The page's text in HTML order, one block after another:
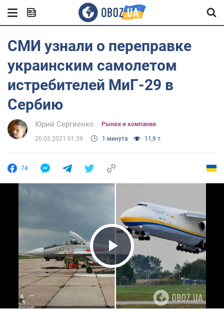
СМИ узнали о переправке
украинским самолетом
истребителей МиГ-29 в
Сербию
Юрий Сергиенко Рынки и компании
20.05.2021 01:39 1 минута 11,9 т.
74
Play Video